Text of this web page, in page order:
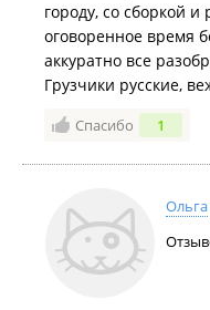
городу, со сборкой
оговоренное время
аккуратно все
Грузчики русские,
Спасибо 1
Ольга